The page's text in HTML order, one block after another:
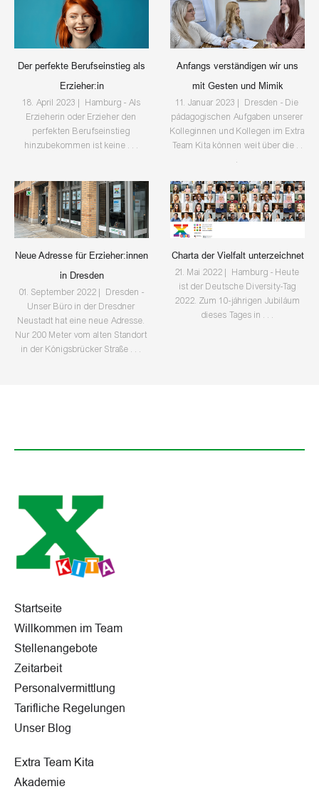
Der perfekte Berufseinstieg als
Erzieher:in
18. April 2023 | Hamburg - Als
Erzieherin oder Erzieher den
perfekten Berufseinstieg
hinzubekommen ist keine . . .
Anfangs verständigen wir uns
mit Gesten und Mimik
11. Januar 2023 | Dresden - Die
pädagogischen Aufgaben unserer
Kolleginnen und Kollegen im Extra
Team Kita können weit über die . .
Neue Adresse für Erzieher:innen
in Dresden
01. September 2022 | Dresden -
Unser Büro in der Dresdner
Neustadt hat eine neue Adresse.
Nur 200 Meter vom alten Standort
in der Königsbrücker Straße . . .
Charta der Vielfalt unterzeichnet
21. Mai 2022 | Hamburg - Heute
ist der Deutsche Diversity-Tag
2022. Zum 10-jährigen Jubiläum
dieses Tages in . . .
Startseite
Willkommen im Team
Stellenangebote
Zeitarbeit
Personalvermittlung
Tarifliche Regelungen
Unser Blog
Extra Team Kita
Akademie